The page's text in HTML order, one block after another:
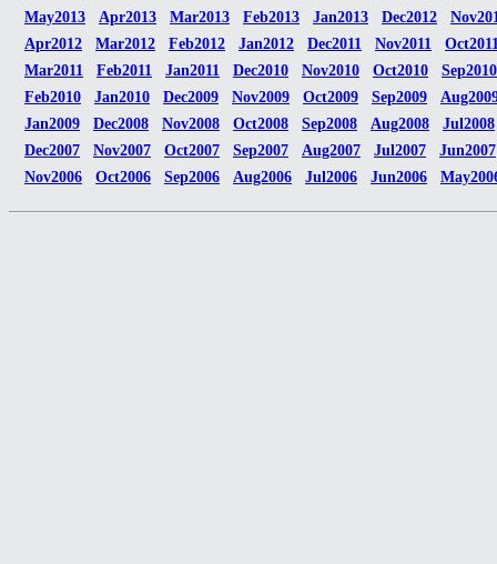
May2013
Apr2013 Mar2013 Feb2013 Jan2013 Dec2012
Apr2012
Mar2012 Feb2012 Jan2012 Dec2011 Nov2011
Mar2011
Feb2011 Jan2011 Dec2010 Nov2010 Oct2010
Sep2010
Feb2010
Jan2010 Dec2009 Nov2009 Oct2009 Sep2009
Jan2009
Dec2008 Nov2008 Oct2008 Sep2008 Aug2008
Jul2008
Dec2007
Nov2007 Oct2007 Sep2007 Aug2007 Jul2007
Jun2007
Nov2006
Oct2006 Sep2006 Aug2006 Jul2006 Jun2006